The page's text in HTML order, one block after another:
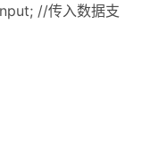
//传入数据支